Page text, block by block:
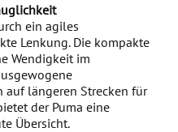
ein agiles
Lenkung. Die kompakte
Wendigkeit im
auf längeren Strecken für
der Puma eine
Übersicht.